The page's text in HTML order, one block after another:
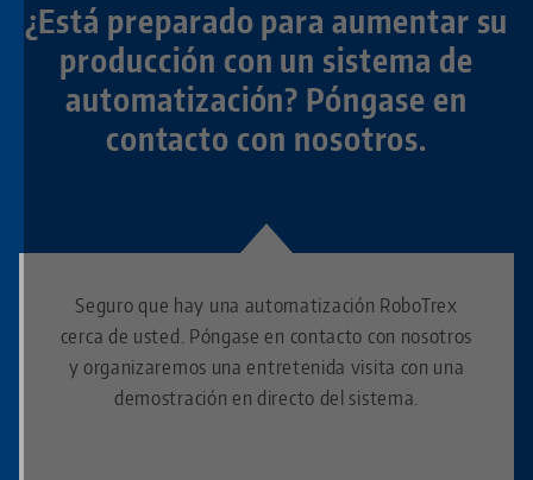
¿Está preparado para aumentar su
producción con un sistema de
automatización? Póngase en
contacto con nosotros.
Seguro que hay una automatización RoboTrex
cerca de usted. Póngase en contacto con nosotros
y organizaremos una entretenida visita con una
demostración en directo del sistema.